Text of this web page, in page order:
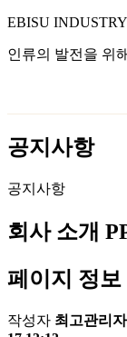
EBISU
인류의 발전을 위
공지사항
공지사항
회사 소개
페이지 정보
작성자 최고관리자